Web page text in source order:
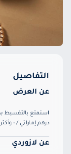
التفاصيل
عن العرض
درهم إماراتي / - وأكثر
عن لازوردي